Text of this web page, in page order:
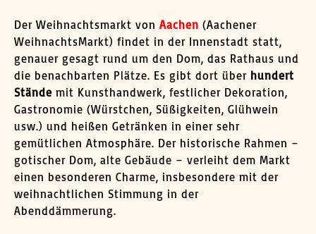
Der Weihnachtsmarkt von Aachen (Aachener
WeihnachtsMarkt) findet in der Innenstadt statt,
genauer gesagt rund um den Dom, das Rathaus und
die benachbarten Plätze. Es gibt dort über hundert
Stände mit Kunsthandwerk, festlicher Dekoration,
Gastronomie (Würstchen, Süßigkeiten, Glühwein
usw.) und heißen Getränken in einer sehr
gemütlichen Atmosphäre. Der historische Rahmen –
gotischer Dom, alte Gebäude – verleiht dem Markt
einen besonderen Charme, insbesondere mit der
weihnachtlichen Stimmung in der
Abenddämmerung.